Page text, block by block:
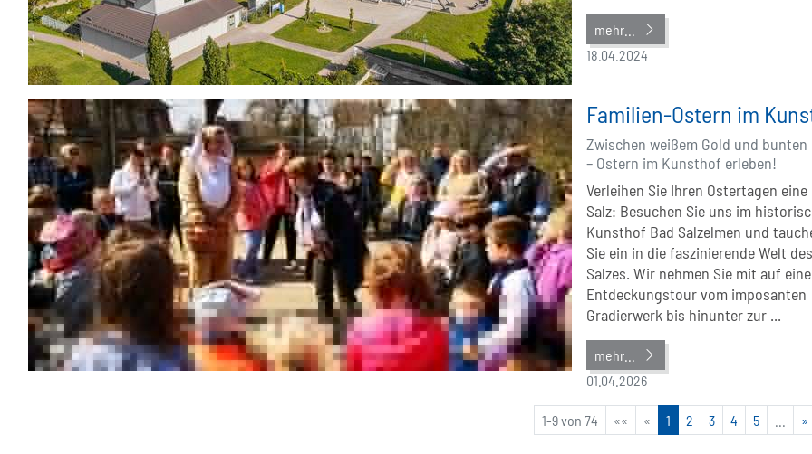
mehr...
18.04.2024
Familien-Ostern im
Zwischen weißem Gold und bunten
– Ostern im Kunsthof erleben!
Verleihen Sie Ihren Ostertagen eine
Salz: Besuchen Sie uns im
Kunsthof Bad Salzelmen und
Sie ein in die faszinierende Welt des
Salzes. Wir nehmen Sie mit auf eine
Entdeckungstour vom imposanten
Gradierwerk bis hinunter zur ...
mehr...
01.04.2026
1-9 von 74 «« « 1 2 3 4 5 »